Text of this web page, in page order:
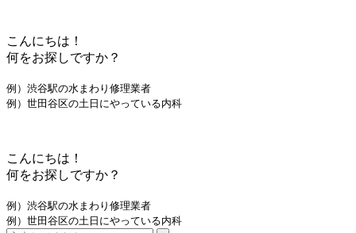
こんにちは！
何をお探しですか？
例）渋谷駅の水まわり修理業者
例）世田谷区の土日にやっている内科
こんにちは！
何をお探しですか？
例）渋谷駅の水まわり修理業者
例）世田谷区の土日にやっている内科